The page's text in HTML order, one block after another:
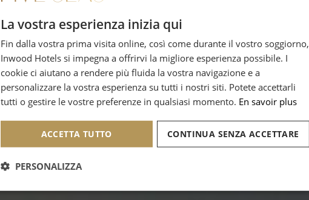
ENGLISH
SPANISH
GERMAN
ITALIAN
La vostra esperienza inizia qui
Fin dalla vostra prima visita online, così come durante il vostro soggiorno,
Inwood Hotels si impegna a offrirvi la migliore esperienza possibile. I
cookie ci aiutano a rendere più fluida la vostra navigazione e a
personalizzare la vostra esperienza su tutti i nostri siti. Potete accettarli
tutti o gestire le vostre preferenze in qualsiasi momento. En savoir plus
ACCETTA TUTTO CONTINUA SENZA ACCETTARE
PERSONALIZZA